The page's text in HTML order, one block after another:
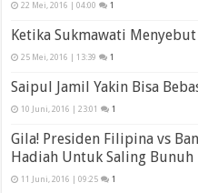
22 Mei, 2016 | 04:00 1
Ketika Sukmawati
25 Mei, 2016 | 13:39 1
Saipul Jamil Yakin Bisa
10 Juni, 2016 | 23:01 1
Gila! Presiden Filipina vs
Hadiah Untuk Saling Bunuh
11 Juni, 2016 | 09:25 1